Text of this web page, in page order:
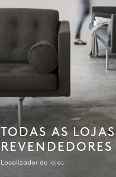
TODAS AS
REVENDEDORES
Localizador de lojas